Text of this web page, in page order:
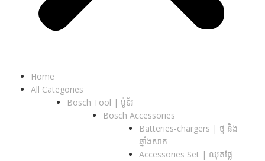
Home
All Categories
Bosch Tool | ម៉ូទ័រ
Bosch Accessories
Batteries-chargers | ថ្ម និង
ឆ្នាំងសាក
Accessories Set | ឈុតផ្លែ